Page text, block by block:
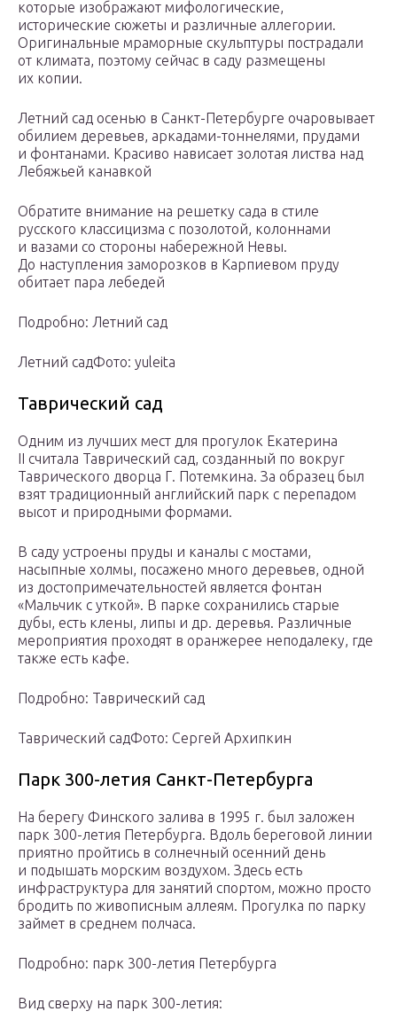
которые изображают мифологические,
исторические сюжеты и различные аллегории.
Оригинальные мраморные скульптуры пострадали
от климата, поэтому сейчас в саду размещены
их копии.
Летний сад осенью в Санкт-Петербурге очаровывает
обилием деревьев, аркадами-тоннелями, прудами
и фонтанами. Красиво нависает золотая листва над
Лебяжьей канавкой
Обратите внимание на решетку сада в стиле
русского классицизма с позолотой, колоннами
и вазами со стороны набережной Невы.
До наступления заморозков в Карпиевом пруду
обитает пара лебедей
Подробно: Летний сад
Летний садФото: yuleita
Таврический сад
Одним из лучших мест для прогулок Екатерина
II считала Таврический сад, созданный по вокруг
Таврического дворца Г. Потемкина. За образец был
взят традиционный английский парк с перепадом
высот и природными формами.
В саду устроены пруды и каналы с мостами,
насыпные холмы, посажено много деревьев, одной
из достопримечательностей является фонтан
«Мальчик с уткой». В парке сохранились старые
дубы, есть клены, липы и др. деревья. Различные
мероприятия проходят в оранжерее неподалеку, где
также есть кафе.
Подробно: Таврический сад
Таврический садФото: Сергей Архипкин
Парк 300-летия Санкт-Петербурга
На берегу Финского залива в 1995 г. был заложен
парк 300-летия Петербурга. Вдоль береговой линии
приятно пройтись в солнечный осенний день
и подышать морским воздухом. Здесь есть
инфраструктура для занятий спортом, можно просто
бродить по живописным аллеям. Прогулка по парку
займет в среднем полчаса.
Подробно: парк 300-летия Петербурга
Вид сверху на парк 300-летия: